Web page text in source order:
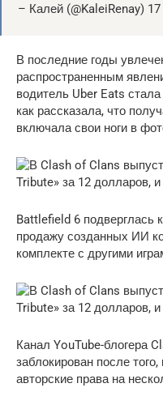
– Калей (@KaleiRenay) 17
В последние годы
распространенным
водитель Uber Eats
как рассказала, что
включала свои ноги в
Battlefield 6 подверглась
продажу созданных ИИ
комплекте с другими
Канал YouTube-блогера
заблокирован после
авторские права на